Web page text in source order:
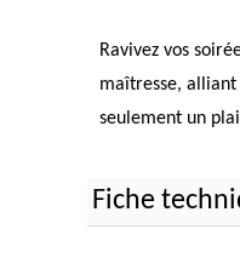
Ravivez vos
maîtresse,
seulement un
Fiche